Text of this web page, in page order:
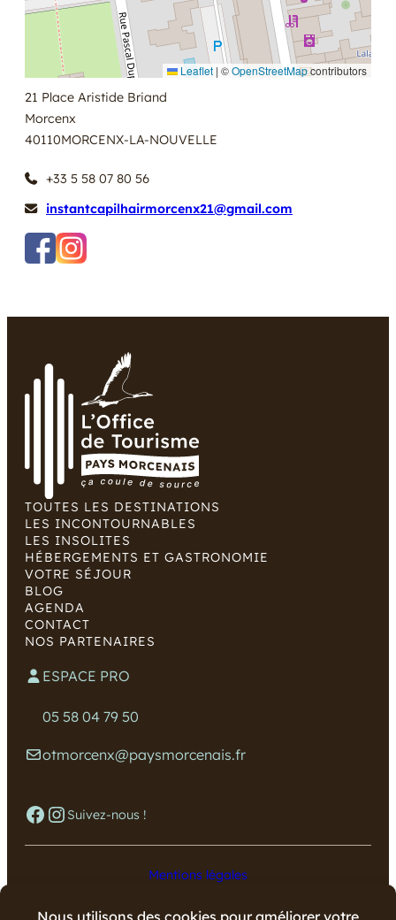
Leaflet | ©OpenStreetMapcontributors
21 Place Aristide Briand
Morcenx
40110MORCENX-LA-NOUVELLE
+33 5 58 07 80 56
instantcapilhairmorcenx21@gmail.com
TOUTES LES DESTINATIONS
LES INCONTOURNABLES
LES INSOLITES
HÉBERGEMENTS ET GASTRONOMIE
VOTRE SÉJOUR
BLOG
AGENDA
CONTACT
NOS PARTENAIRES
ESPACE PRO
05 58 04 79 50
otmorcenx@paysmorcenais.fr
Facebook Instagram Suivez-nous !
Mentions légales